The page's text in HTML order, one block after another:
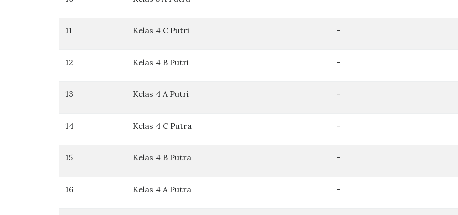
11 Kelas 4 C Putri -
12 Kelas 4 B Putri -
13 Kelas 4 A Putri -
14 Kelas 4 C Putra -
15 Kelas 4 B Putra -
16 Kelas 4 A Putra -